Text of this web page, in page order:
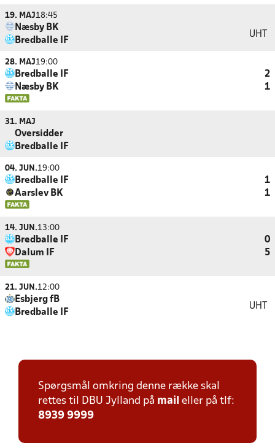
19. MAJ18:45
Næsby BK
Bredballe IF
UHT
28. MAJ19:00
Bredballe IF
2
Næsby BK
1
31. MAJ
Oversidder
Bredballe IF
04. JUN.19:00
Bredballe IF
1
Aarslev BK
1
14. JUN.13:00
Bredballe IF
0
Dalum IF
5
21. JUN.12:00
Esbjerg fB
Bredballe IF
UHT
Spørgsmål omkring denne række skal
rettes til DBU Jylland på mail eller på tlf:
8939 9999